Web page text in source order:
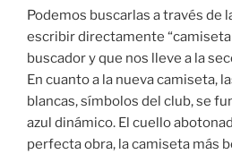
Podemos buscarlas a través de
escribir directamente
buscador y que nos lleve a la
En cuanto a la nueva camiseta,
blancas, símbolos del club, se
azul dinámico. El cuello
perfecta obra, la camiseta más